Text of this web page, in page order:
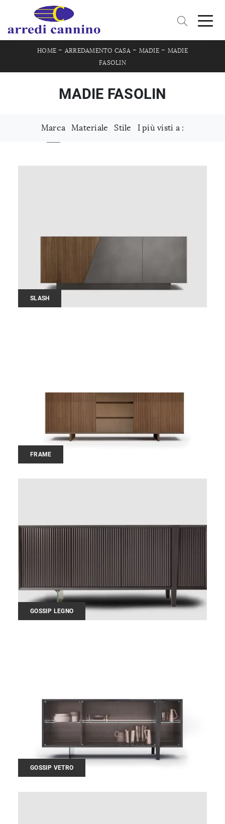
HOME - ARREDAMENTO CASA- MADIE- MADIE
FASOLIN
MADIE FASOLIN
Marca Materiale Stile I più visti a :
SLASH
FRAME
GOSSIP LEGNO
GOSSIP VETRO